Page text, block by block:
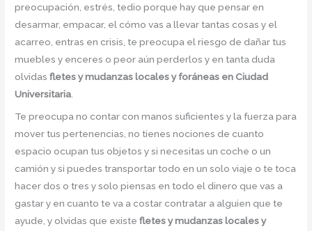
preocupación, estrés, tedio porque hay que pensar en
desarmar, empacar, el cómo vas a llevar tantas cosas y el
acarreo, entras en crisis, te preocupa el riesgo de dañar tus
muebles y enceres o peor aún perderlos y en tanta duda
olvidasfletes y mudanzas locales y foráneas en Ciudad
Universitaria
Te preocupa no contar con manos suficientes y la fuerza para
mover tus pertenencias, no tienes nociones de cuanto
espacio ocupan tus objetos y si necesitas un coche o un
camión y si puedes transportar todo en un solo viaje o te toca
hacer dos o tres y solo piensas en todo el dinero que vas a
gastar y en cuanto te va a costar contratar a alguien que te
ayude, y olvidas que existefletes y mudanzas locales y